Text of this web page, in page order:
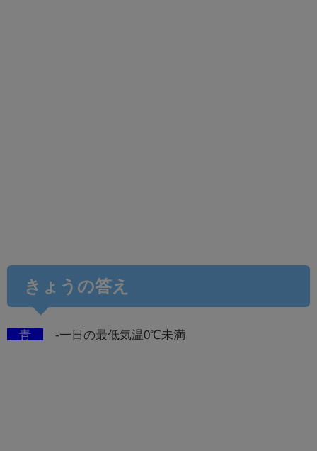
きょうの答え
青 -一日の最低気温0℃未満